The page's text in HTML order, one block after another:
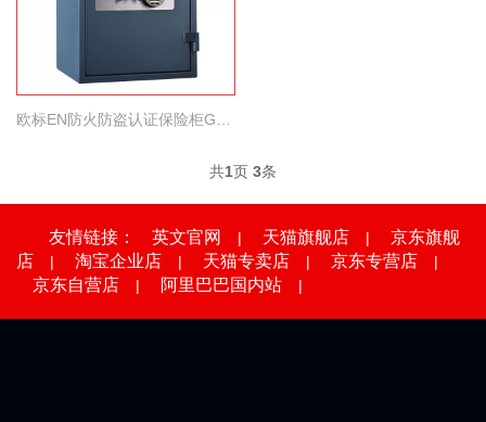
共1页 3条
友情链接： 英文官网 | 天猫旗舰店 |
京东旗舰
店
| 淘宝企业店 | 天猫专卖店 | 京东专营店 |
京东自营店 | 阿里巴巴国内站 |